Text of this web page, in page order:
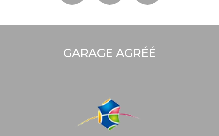
GARAGE AGRÉÉ